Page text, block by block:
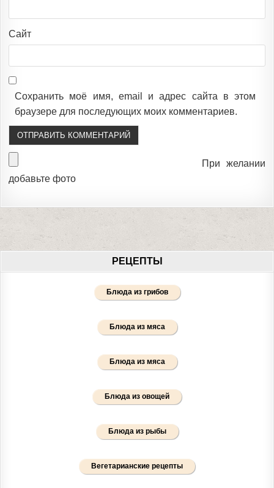
Сайт
Сохранить моё имя, email и адрес сайта в этом
браузере для последующих моих комментариев.
При желании
добавьте фото
РЕЦЕПТЫ
Блюда из грибов
Блюда из мяса
Блюда из мяса
Блюда из овощей
Блюда из рыбы
Вегетарианские рецепты